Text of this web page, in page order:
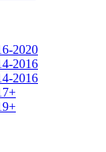
2020
2016
2016